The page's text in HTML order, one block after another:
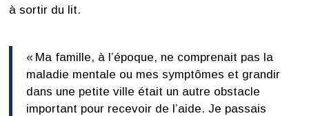
à sortir du lit.
« Ma famille, à l’époque, ne comprenait pas la
maladie mentale ou mes symptômes et grandir
dans une petite ville était un autre obstacle
important pour recevoir de l’aide. Je passais